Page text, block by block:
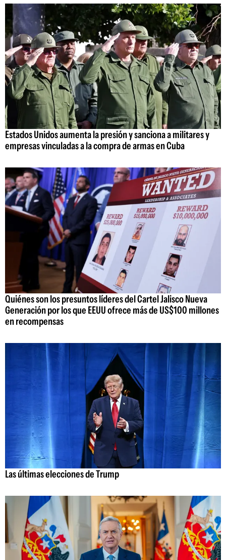
Estados Unidos aumenta la presión y sanciona a militares y
empresas vinculadas a la compra de armas en Cuba
Quiénes son los presuntos líderes del Cartel Jalisco Nueva
Generación por los que EEUU ofrece más de US$100 millones
en recompensas
Las últimas elecciones de Trump